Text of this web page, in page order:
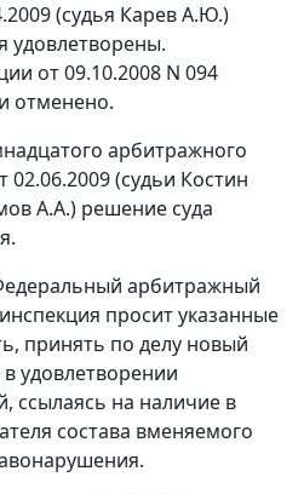
(судья Карев А.Ю.)
удовлетворены.
от 09.10.2008 N 094
отменено.
арбитражного
02.06.2009 (судьи Костин
А.А.) решение суда
арбитражный
просит указанные
принять по делу новый
удовлетворении
ссылаясь на наличие в
состава вменяемого